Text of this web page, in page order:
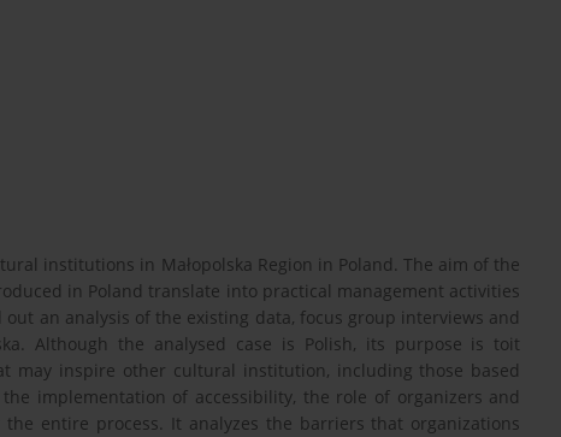
institutions in Małopolska Region in Poland. The aim of the
in Poland translate into practical management activities
an analysis of the existing data, focus group interviews and
Although the analysed case is Polish, its purpose is toit
may inspire other cultural institution, including those based
implementation of accessibility, the role of organizers and
entire process. It analyzes the barriers that organizations